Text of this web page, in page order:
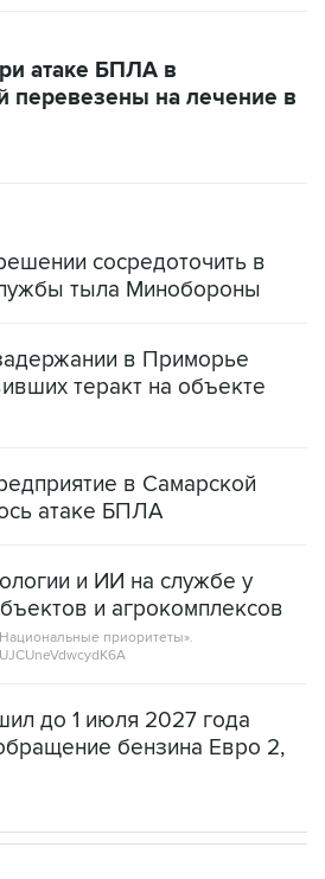
атаке БПЛА в
перевезены на лечение в
сосредоточить в
тыла Минобороны
в Приморье
теракт на объекте
в Самарской
атаке БПЛА
и ИИ на службе у
и агрокомплексов
приоритеты».
до 1 июля 2027 года
бензина Евро 2,